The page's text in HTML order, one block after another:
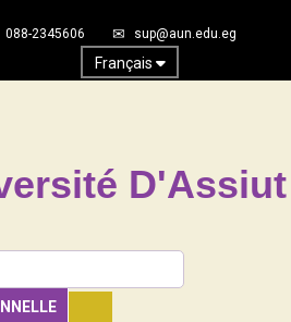
088-2345606 sup@aun.edu.eg
Français
D'Assiut